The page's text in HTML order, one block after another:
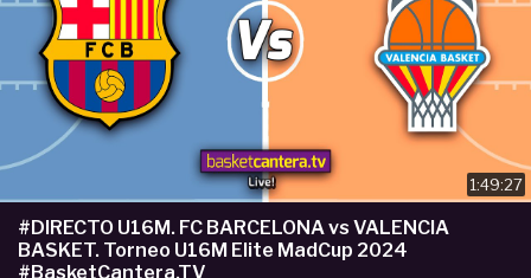
1:49:27
#DIRECTO U16M. FC BARCELONA vs VALENCIA
BASKET. Torneo U16M Elite MadCup 2024
#BasketCantera.TV